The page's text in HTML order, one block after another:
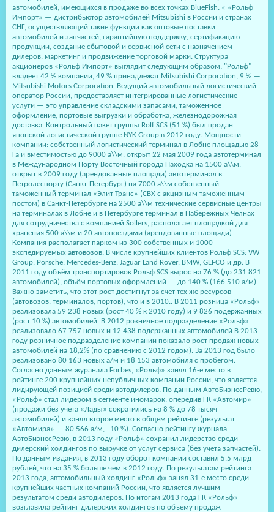
автомобилей, имеющихся в продаже во всех точках BlueFish. « «Рольф
Импорт» — дистрибьютор автомобилей Mitsubishi в России и странах
СНГ, осуществляющий такие функции как оптовые поставки
автомобилей и запчастей, гарантийную поддержку, сертификацию
продукции, создание сбытовой и сервисной сети с назначением
дилеров, маркетинг и продвижение торговой марки. Структура
акционеров «Рольф Импорт» выглядит следующим образом: "Рольф"
владеет 42 % компании, 49 % принадлежат Mitsubishi Corporation, 9 % —
Mitsubishi Motors Corporation. Ведущий автомобильный логистический
оператор России, предоставляет интегрированные логистические
услуги — это управление складскими запасами, таможенное
оформление, портовые выгрузки и обработка, железнодорожная
доставка. Контрольный пакет группы Rolf SCS (51 %) был продан
японской логистической группе NYK Group в 2012 году. Мощности
компании: собственный логистический терминал в Лобне площадью 28
Га и вместимостью до 9000 а\\м, открыт 22 мая 2009 года автотерминал
в Международном Порту Восточный города Находка на 1500 а\\м,
открыт в 2009 году (арендованные площади) автотерминал в
Петролеспорту (Санкт-Петербург) на 7000 а\\м собственный
таможенный терминал «Элит-Транс» (СВХ с акцизным таможенным
постом) в Санкт-Петербурге на 2500 а\\м технические сервисные центры
на терминалах в Лобне и в Петербурге терминал в Набережных Челнах
для сотрудничества с компанией Sollers, располагает площадкой для
хранения 500 а\\м и 20 автопоездами (арендованные площади)
Компания располагает парком из 300 собственных и 1000
экспедируемых автовозов. В числе крупнейших клиентов Рольф SCS: VW
Group, Porsche, Mercedes-Benz, Jaguar Land Rover, BMW, GEFCO и др. В
2011 году объём транспортировок Рольф SCS вырос на 76 % (до 231 821
автомобилей), объём портовых оформлений — до 140 % (166 510 а/м).
Важно заметить, что этот рост достигнут за счет тех же ресурсов
(автовозов, терминалов, портов), что и в 2010.. В 2011 розница «Рольф»
реализовала 59 238 новых (рост 40 % к 2010 году) и 9 826 подержанных
(рост 10 %) автомобилей. В 2012 розничное подразделение «Рольф»
реализовало 67 757 новых и 12 438 подержанных автомобилей В 2013
году розничное подразделение компании показало рост продаж новых
автомобилей на 18,2% (по сравнению с 2012 годом). За 2013 год было
реализовано 80 163 новых а/м и 18 153 автомобиля с пробегом.
Согласно данным журанала Forbes, «Рольф» занял 16-е место в
рейтинге 200 крупнейших непубличных компании России, что является
лидирующей позицией среди автодилеров. По данным АвтоБизнесРевю,
«Рольф» стал лидером в сегменте иномарок, опередив ГК «Автомир»
(продажи без учета «Лады» сократились на 8 % до 78 тысяч
автомобилей) и занял второе место в общем рейтинге (результат
«Автомира» — 80 566 а/м, −10 %). Согласно рейтингу журнала
АвтоБизнесРевю, в 2013 году «Рольф» сохранил лидерство среди
дилерский холдингов по выручке от услуг сервиса (без учета запчастей).
По данным издания, в 2013 году оборот компании составил 5,5 млрд
рублей, что на 35 % больше чем в 2012 году. По результатам рейтинга
2013 года, автомобильный холдинг «Рольф» занял 31-е место среди
крупнейших частных компаний России, что является лучшим
результатом среди автодилеров. По итогам 2013 года ГК «Рольф»
возглавила рейтинг дилерских холдингов по объёму продаж